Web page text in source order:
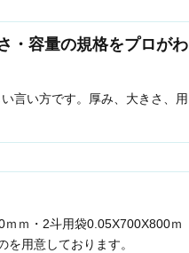
・容量の規格をプロがわ
言い方です。厚み、大きさ、用
ｍ・2斗用袋0.05X700X800ｍ
用意しております。